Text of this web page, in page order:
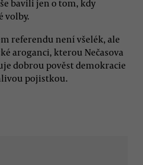
bavili jen o tom, kdy
volby.
referendu není všelék, ale
aroganci, kterou Nečasova
dobrou pověst demokracie
pojistkou.